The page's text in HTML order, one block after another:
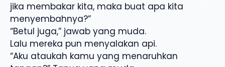
jika membakar kita, maka buat apa kita
menyembahnya?”
“Betul juga,” jawab yang muda.
Lalu mereka pun menyalakan api.
“Aku ataukah kamu yang menaruhkan